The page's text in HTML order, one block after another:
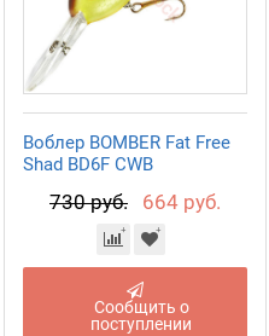
Воблер BOMBER Fat Free
Shad BD6F CWB
730 руб. 664 руб.
Сообщить о
поступлении